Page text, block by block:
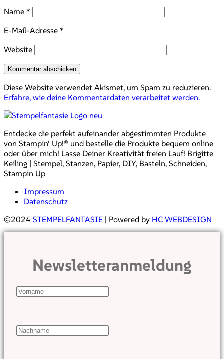
Name *
E-Mail-Adresse *
Website
Diese Website verwendet Akismet, um Spam zu reduzieren.
Erfahre, wie deine Kommentardaten verarbeitet werden.
Entdecke die perfekt aufeinander abgestimmten Produkte
von Stampin‘ Up!® und bestelle die Produkte bequem online
oder über mich! Lasse Deiner Kreativität freien Lauf! Brigitte
Keiling | Stempel, Stanzen, Papier, DIY, Basteln, Schneiden,
Stampin Up
Impressum
Datenschutz
©2024 STEMPELFANTASIE | Powered by HC WEBDESIGN
Newsletteranmeldung